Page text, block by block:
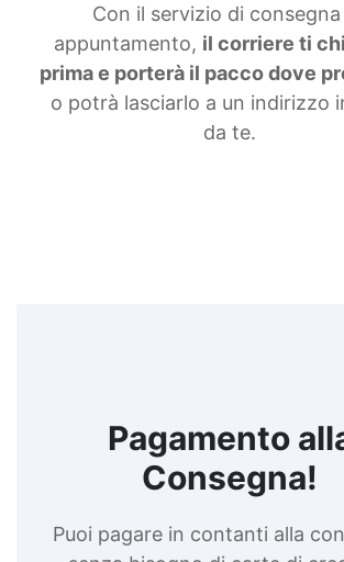
Con il servizio di consegna
appuntamento, il corriere ti
prima e porterà il pacco dove
o potrà lasciarlo a un indirizzo
da te.
Pagamento
Consegna!
Puoi pagare in contanti alla